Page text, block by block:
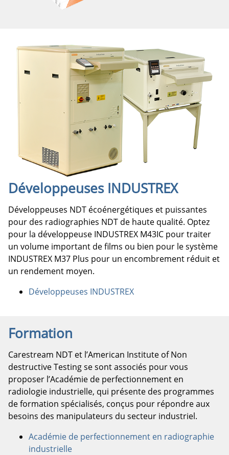
Développeuses INDUSTREX
Développeuses NDT écoénergétiques et puissantes
pour des radiographies NDT de haute qualité. Optez
pour la développeuse INDUSTREX M43IC pour traiter
un volume important de films ou bien pour le système
INDUSTREX M37 Plus pour un encombrement réduit et
un rendement moyen.
Développeuses INDUSTREX
Formation
Carestream NDT et l’American Institute of Non
destructive Testing se sont associés pour vous
proposer l’Académie de perfectionnement en
radiologie industrielle, qui présente des programmes
de formation spécialisés, conçus pour répondre aux
besoins des manipulateurs du secteur industriel.
Académie de perfectionnement en radiographie
industrielle